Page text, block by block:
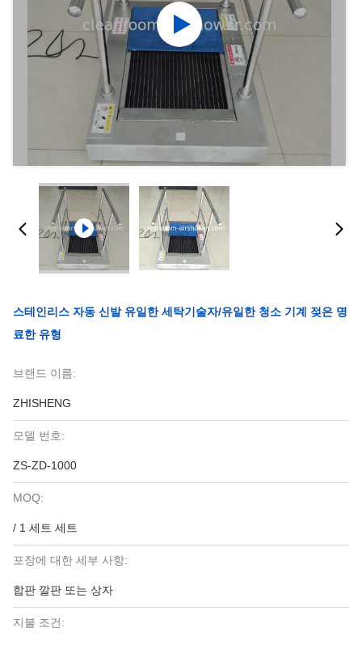
스테인리스 자동 신발 유일한 세탁기술자/유일한 청소 기계 젖은 명
료한 유형
브랜드 이름:
ZHISHENG
모델 번호:
ZS-ZD-1000
MOQ:
/ 1 세트 세트
포장에 대한 세부 사항:
합판 깔판 또는 상자
지불 조건: